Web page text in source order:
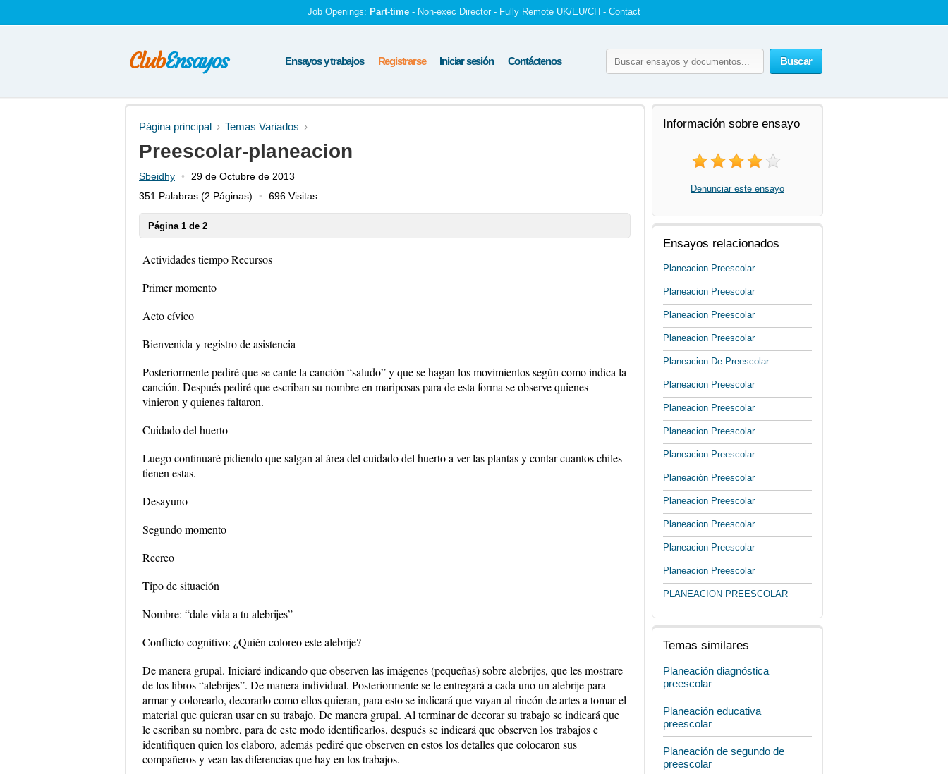
Job Openings: Part-time - Non-exec Director - Fully Remote UK/EU/CH - Contact
Buscar
Ensayos y trabajos Registrarse Iniciar sesión Contáctenos
Página principal Temas Variados
Preescolar-planeacion
Sbeidhy
29 de Octubre de 2013
351 Palabras (2 Páginas) 696 Visitas
Página 1 de 2
Actividades tiempo Recursos
Primer momento
Acto cívico
Bienvenida y registro de asistencia
Posteriormente pediré que se cante la canción “saludo” y que se hagan los movimientos según como indica la
canción. Después pediré que escriban su nombre en mariposas para de esta forma se observe quienes
vinieron y quienes faltaron.
Cuidado del huerto
Luego continuaré pidiendo que salgan al área del cuidado del huerto a ver las plantas y contar cuantos chiles
tienen estas.
Desayuno
Segundo momento
Recreo
Tipo de situación
Nombre: “dale vida a tu alebrijes”
Conflicto cognitivo: ¿Quién coloreo este alebrije?
De manera grupal. Iniciaré indicando que observen las imágenes (pequeñas) sobre alebrijes, que les mostrare
de los libros “alebrijes”. De manera individual. Posteriormente se le entregará a cada uno un alebrije para
armar y colorearlo, decorarlo como ellos quieran, para esto se indicará que vayan al rincón de artes a tomar el
material que quieran usar en su trabajo. De manera grupal. Al terminar de decorar su trabajo se indicará que
le escriban su nombre, para de este modo identificarlos, después se indicará que observen los trabajos e
identifiquen quien los elaboro, además pediré que observen en estos los detalles que colocaron sus
compañeros y vean las diferencias que hay en los trabajos.
Información sobre ensayo
Denunciar este ensayo
Ensayos relacionados
Planeacion Preescolar
Planeacion Preescolar
Planeacion Preescolar
Planeacion Preescolar
Planeacion De Preescolar
Planeacion Preescolar
Planeacion Preescolar
Planeacion Preescolar
Planeacion Preescolar
Planeación Preescolar
Planeacion Preescolar
Planeacion Preescolar
Planeacion Preescolar
Planeacion Preescolar
PLANEACION PREESCOLAR
Temas similares
Planeación diagnóstica
preescolar
Planeación educativa
preescolar
Planeación de segundo de
preescolar